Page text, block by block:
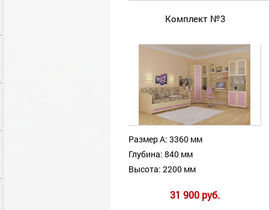
Комплект №3
Размер А: 3360 мм
Глубина: 840 мм
Высота: 2200 мм
31 900 руб.